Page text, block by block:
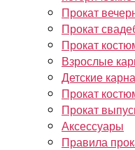
Прокат
Прокат
Прокат
Взрослые
Детские
Прокат
Прокат
Аксессуары
Правила